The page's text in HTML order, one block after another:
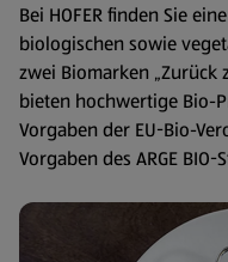
Bei HOFER finden Sie
biologischen sowie
zwei Biomarken „Zurück
bieten hochwertige Bio-
Vorgaben der EU-Bio-
Vorgaben des ARGE